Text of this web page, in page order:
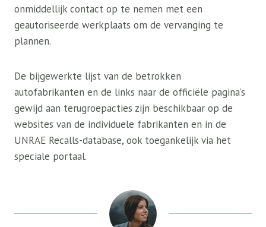
onmiddellijk contact op te nemen met een
geautoriseerde werkplaats om de vervanging te
plannen.
De bijgewerkte lijst van de betrokken
autofabrikanten en de links naar de officiële pagina’s
gewijd aan terugroepacties zijn beschikbaar op de
websites van de individuele fabrikanten en in de
UNRAE Recalls-database, ook toegankelijk via het
speciale portaal.